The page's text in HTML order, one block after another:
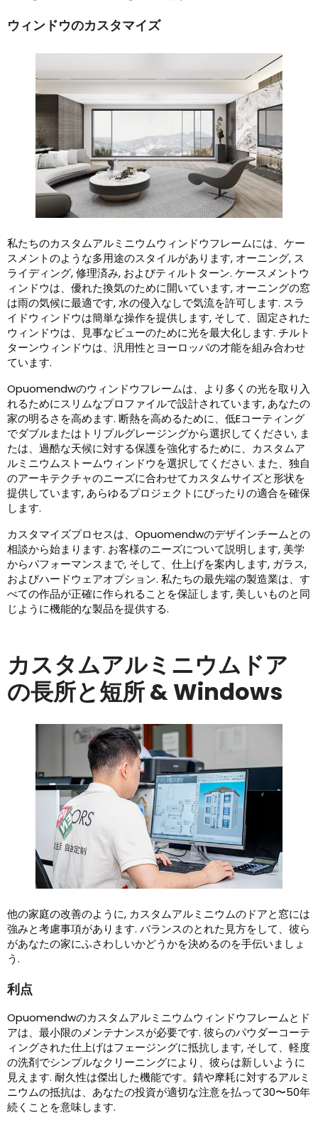
ウィンドウのカスタマイズ
私たちのカスタムアルミニウムウィンドウフレームには、ケー
スメントのような多用途のスタイルがあります, オーニング, ス
ライディング, 修理済み, およびティルトターン. ケースメントウ
ィンドウは、優れた換気のために開いています, オーニングの窓
は雨の気候に最適です, 水の侵入なしで気流を許可します. スラ
イドウィンドウは簡単な操作を提供します, そして、固定された
ウィンドウは、見事なビューのために光を最大化します. チルト
ターンウィンドウは、汎用性とヨーロッパの才能を組み合わせ
ています.
Opuomendwのウィンドウフレームは、より多くの光を取り入
れるためにスリムなプロファイルで設計されています, あなたの
家の明るさを高めます. 断熱を高めるために、低Eコーティング
でダブルまたはトリプルグレージングから選択してください, ま
たは、過酷な天候に対する保護を強化するために、カスタムア
ルミニウムストームウィンドウを選択してください. また、独自
のアーキテクチャのニーズに合わせてカスタムサイズと形状を
提供しています, あらゆるプロジェクトにぴったりの適合を確保
します.
カスタマイズプロセスは、Opuomendwのデザインチームとの
相談から始まります. お客様のニーズについて説明します, 美学
からパフォーマンスまで, そして、仕上げを案内します, ガラス,
およびハードウェアオプション. 私たちの最先端の製造業は、す
べての作品が正確に作られることを保証します, 美しいものと同
じように機能的な製品を提供する.
カスタムアルミニウムドア
の長所と短所 & Windows
他の家庭の改善のように, カスタムアルミニウムのドアと窓には
強みと考慮事項があります. バランスのとれた見方をして、彼ら
があなたの家にふさわしいかどうかを決めるのを手伝いましょ
う.
利点
Opuomendwのカスタムアルミニウムウィンドウフレームとド
アは、最小限のメンテナンスが必要です. 彼らのパウダーコーテ
ィングされた仕上げはフェージングに抵抗します, そして、軽度
の洗剤でシンプルなクリーニングにより、彼らは新しいように
見えます. 耐久性は傑出した機能です。錆や摩耗に対するアルミ
ニウムの抵抗は、あなたの投資が適切な注意を払って30〜50年
続くことを意味します.